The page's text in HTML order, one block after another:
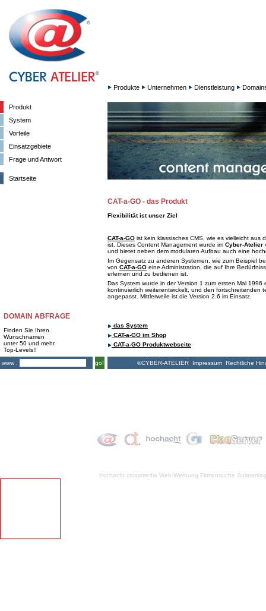
Produkt
System
Vorteile
Einsatzgebiete
Frage und Antwort
Startseite
DOMAIN ABFRAGE
Finden Sie Ihren
Wunschnamen
unter 50 und mehr
Top-Levels!!
www .
go!
Produkte Unternehmen Dienstleistung
CAT-a-GO - das Produkt
Flexibilität ist unser Ziel
CAT-a-GO ist kein klassisches CMS, wie es vielleicht aus
ist. Dieses Content Management wurde im Cyber-Atelier
und bietet neben dem modularen Aufbau auch eine
Im Gegensatz zu anderen Systemen, wie zum Beispiel
von CAT-a-GO eine Administration, die auf Ihre
erlernen und zu bedienen ist.
Das System wurde in der Version 1 zum ersten Mal 1996
kontinuierlich weiterentwickelt, und den fortschreitenden
angepasst. Mittlerweile ist die Version 2.6 im Einsatz.
das System
CAT-a-GO im Shop
CAT-a-GO Produktwebseite
©CYBER-ATELIER Impressum Rechtliche
hochacht crossmedia Web-Werbung Firmensuche